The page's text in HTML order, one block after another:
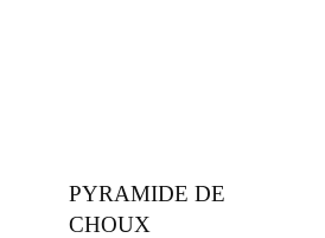
PYRAMIDE DE
CHOUX